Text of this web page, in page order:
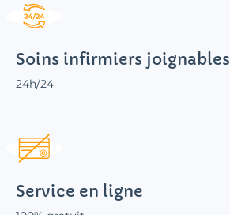
Soins infirmiers joignables
24h/24
Service en ligne